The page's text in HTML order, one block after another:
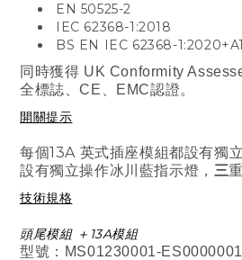
EN 50525-2
IEC 62368-1:2018
BS EN IEC 62368-
同時獲得 UK Conformity
全標誌、CE、EMC認證。
開關提示
每個13A 英式插座模組都設有獨
設有獨立操作冰川藍指示燈， 三
技術規格
頭尾模組 ＋13A模組
型號：MS01230001-ES0000001